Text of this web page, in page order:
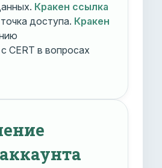
Кракен ссылка
доступа. Кракен
CERT в вопросах